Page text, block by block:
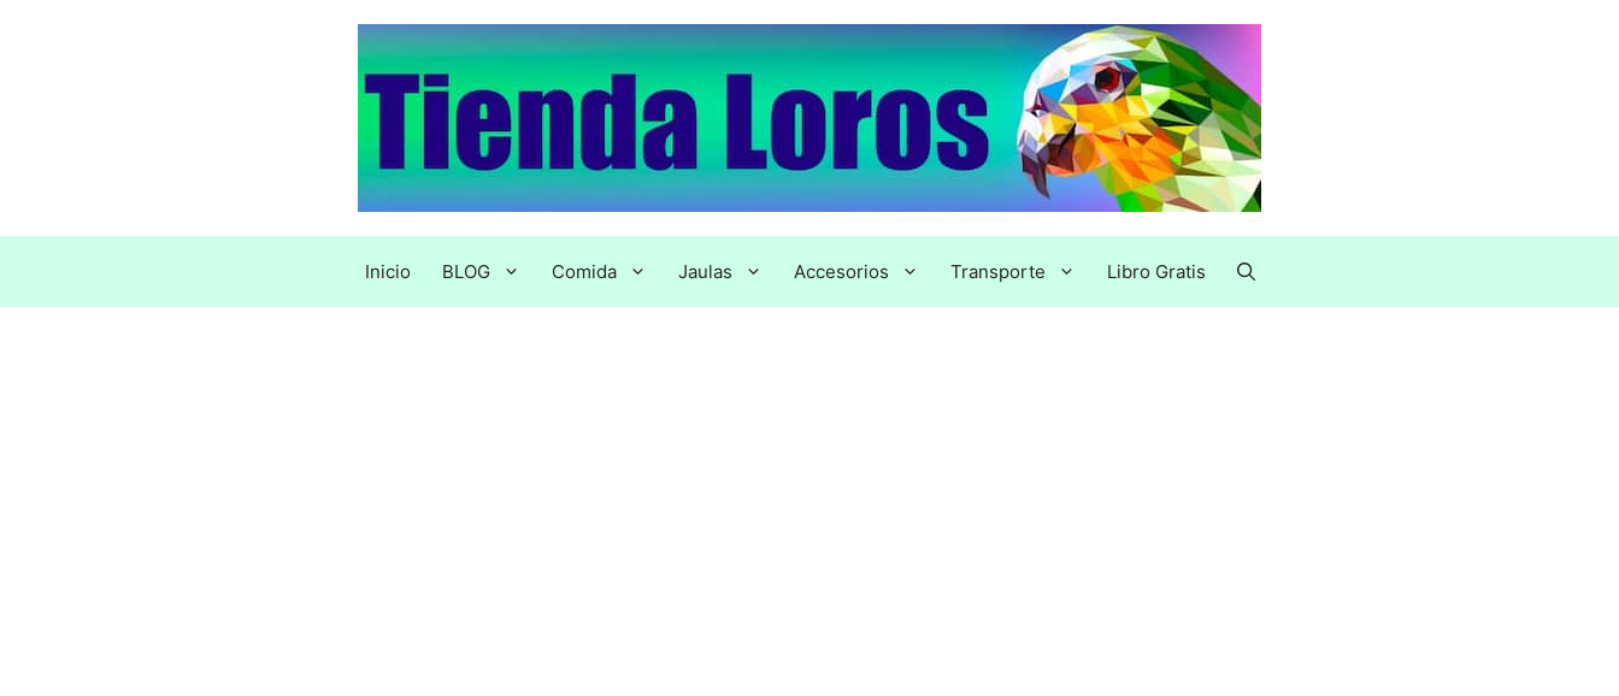
Inicio BLOG Comida Jaulas Accesorios Transporte Libro Gratis